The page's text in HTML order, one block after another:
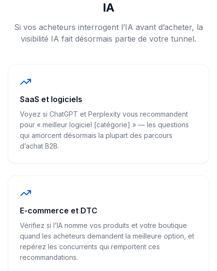
IA
Si vos acheteurs interrogent l’IA avant d’acheter, la
visibilité IA fait désormais partie de votre tunnel.
SaaS et logiciels
Voyez si ChatGPT et Perplexity vous recommandent
pour « meilleur logiciel [catégorie] » — les questions
qui amorcent désormais la plupart des parcours
d’achat B2B.
E-commerce et DTC
Vérifiez si l’IA nomme vos produits et votre boutique
quand les acheteurs demandent la meilleure option, et
repérez les concurrents qui remportent ces
recommandations.